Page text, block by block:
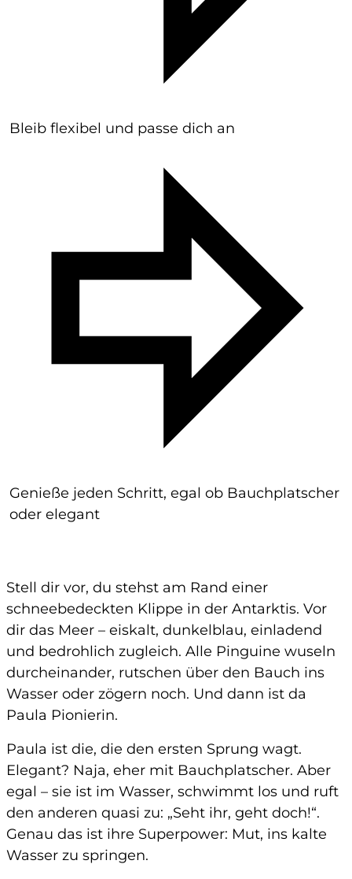
Bleib flexibel und passe dich an
Genieße jeden Schritt, egal ob Bauchplatscher
oder elegant
Stell dir vor, du stehst am Rand einer
schneebedeckten Klippe in der Antarktis. Vor
dir das Meer – eiskalt, dunkelblau, einladend
und bedrohlich zugleich. Alle Pinguine wuseln
durcheinander, rutschen über den Bauch ins
Wasser oder zögern noch. Und dann ist da
Paula Pionierin.
Paula ist die, die den ersten Sprung wagt.
Elegant? Naja, eher mit Bauchplatscher. Aber
egal – sie ist im Wasser, schwimmt los und ruft
den anderen quasi zu: „Seht ihr, geht doch!“.
Genau das ist ihre Superpower: Mut, ins kalte
Wasser zu springen.